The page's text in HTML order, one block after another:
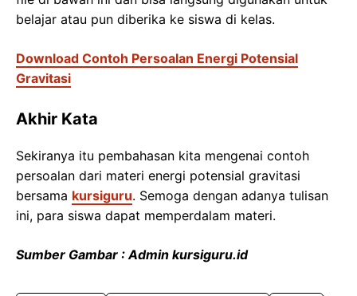
belajar atau pun diberika ke siswa di kelas.
Download Contoh Persoalan Energi Potensial
Gravitasi
Akhir Kata
Sekiranya itu pembahasan kita mengenai contoh
persoalan dari materi energi potensial gravitasi
bersama kursiguru. Semoga dengan adanya tulisan
ini, para siswa dapat memperdalam materi.
Sumber Gambar : Admin kursiguru.id